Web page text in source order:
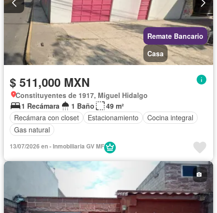
Remate Bancario
Casa
$ 511,000 MXN
Constituyentes de 1917, Miguel Hidalgo
1 Recámara
1 Baño
49 m²
Recámara con closet
Estacionamiento
Cocina integral
Gas natural
13/07/2026 en - Inmobiliaria GV MF